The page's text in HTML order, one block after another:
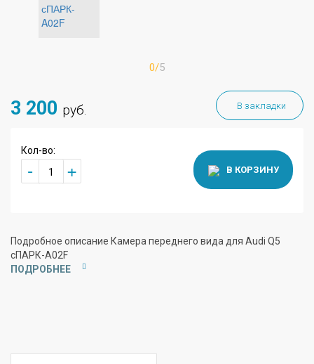
0/5
3 200 руб. В закладки
Кол-во:
- + В КОРЗИНУ
Подробное описание Камера переднего вида для Audi Q5
сПАРК-A02F
ПОДРОБНЕЕ